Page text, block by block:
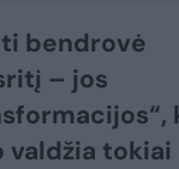
bendrovė
– jos
valdžia tokiai